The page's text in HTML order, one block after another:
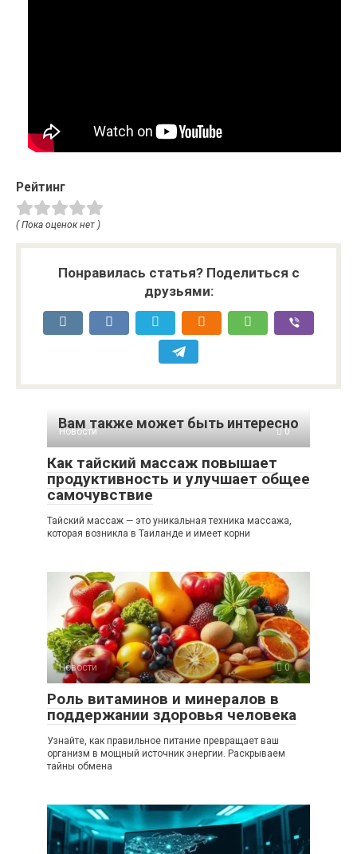
Рейтинг
( Пока оценок нет )
Понравилась статья? Поделиться с
друзьями:
Вам также может быть интересно
Новости 0
Как тайский массаж повышает
продуктивность и улучшает общее
самочувствие
Тайский массаж — это уникальная техника массажа,
которая возникла в Таиланде и имеет корни
Новости 0
Роль витаминов и минералов в
поддержании здоровья человека
Узнайте, как правильное питание превращает ваш
организм в мощный источник энергии. Раскрываем
тайны обмена